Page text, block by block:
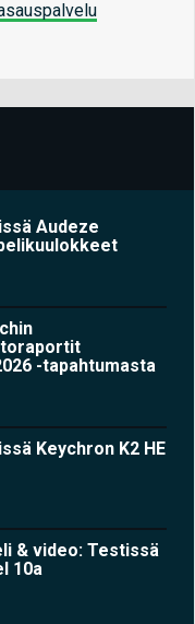
Audeze
-tapahtumasta
Keychron K2 HE
& video: Testissä
10a